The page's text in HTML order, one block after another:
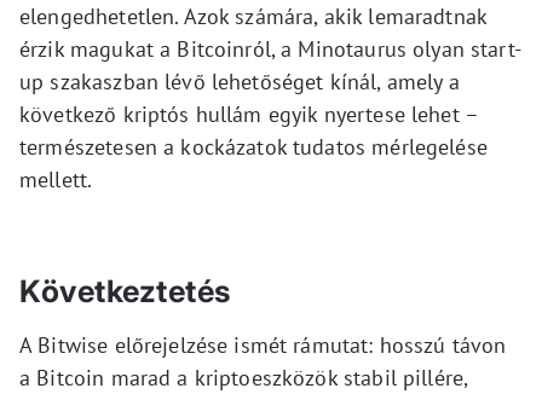
elengedhetetlen. Azok számára, akik lemaradtnak
érzik magukat a Bitcoinról, a Minotaurus olyan start-
up szakaszban lévő lehetőséget kínál, amely a
következő kriptós hullám egyik nyertese lehet –
természetesen a kockázatok tudatos mérlegelése
mellett.
Következtetés
A Bitwise előrejelzése ismét rámutat: hosszú távon
a Bitcoin marad a kriptoeszközök stabil pillére,